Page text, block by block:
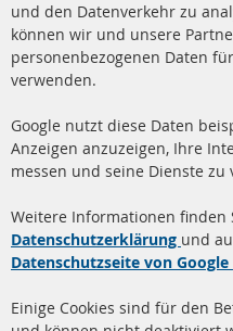
+49 (0) 4533 799 00 0
Mo-Do: 09-17 Uhr, Fr 09-16
info@contra-automotive.de
facebook
instagram
Quick Links
Dieselpartikelfilter (DPF)
Dieselpartikelfilter
Katalysator (KAT)
und den Datenverkehr zu
können wir und unsere
personenbezogenen Daten
verwenden.
Google nutzt diese Daten
Anzeigen anzuzeigen, Ihre
messen und seine Dienste zu
Weitere Informationen finden
Datenschutzerklärung und
Datenschutzseite von Google
Einige Cookies sind für den